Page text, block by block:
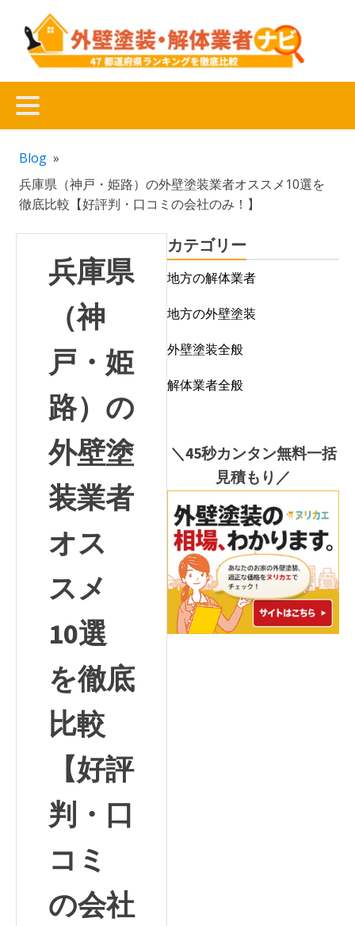
Blog »
兵庫県（神戸・姫路）の外壁塗装業者オススメ10選を
徹底比較【好評判・口コミの会社のみ！】
兵庫県
（神
戸・姫
路）の
外壁塗
装業者
オス
スメ
10選
を徹底
比較
【好評
判・口
コミ
の会社
カテゴリー
地方の解体業者
地方の外壁塗装
外壁塗装全般
解体業者全般
＼45秒カンタン無料一括
見積もり／